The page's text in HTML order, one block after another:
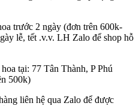
trước 2 ngày (đơn trên 600k-
lễ, tết .v.v. LH Zalo để shop hỗ
tại: 77 Tân Thành, P Phú
500k)
liên hệ qua Zalo để được